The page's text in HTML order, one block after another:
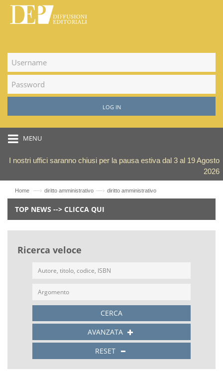
LOG IN
MENU
I nostri uffici saranno chiusi per la pausa estiva dal 3 al 19 Agosto
2026
Home —› diritto amministrativo —› diritto amministrativo
TOP NEWS --> CLICCA QUI
Ricerca veloce
CERCA
AVANZATA
RESET